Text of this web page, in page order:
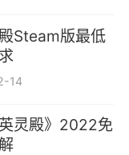
Steam版最低
14
灵殿》2022免